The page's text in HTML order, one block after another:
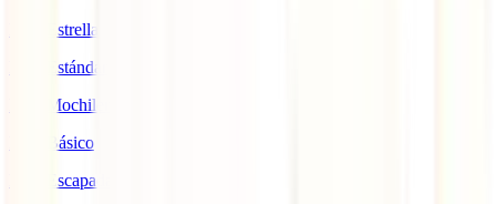
IATI Estrella
IATI Estándar
IATI Mochilero
IATI Básico
IATI Escapadas